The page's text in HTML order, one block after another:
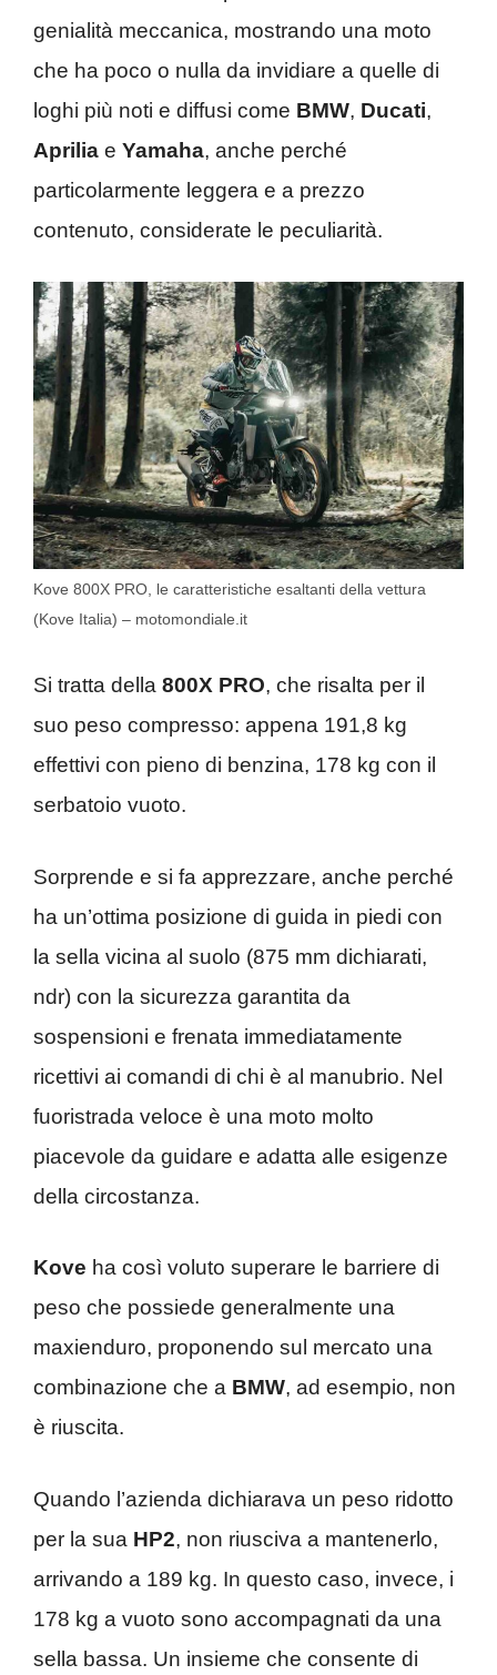
genialità meccanica, mostrando una moto
che ha poco o nulla da invidiare a quelle di
loghi più noti e diffusi come BMW, Ducati,
Aprilia e Yamaha, anche perché
particolarmente leggera e a prezzo
contenuto, considerate le peculiarità.
Kove 800X PRO, le caratteristiche esaltanti della vettura
(Kove Italia) – motomondiale.it
Si tratta della 800X PRO, che risalta per il
suo peso compresso: appena 191,8 kg
effettivi con pieno di benzina, 178 kg con il
serbatoio vuoto.
Sorprende e si fa apprezzare, anche perché
ha un’ottima posizione di guida in piedi con
la sella vicina al suolo (875 mm dichiarati,
ndr) con la sicurezza garantita da
sospensioni e frenata immediatamente
ricettivi ai comandi di chi è al manubrio. Nel
fuoristrada veloce è una moto molto
piacevole da guidare e adatta alle esigenze
della circostanza.
Kove ha così voluto superare le barriere di
peso che possiede generalmente una
maxienduro, proponendo sul mercato una
combinazione che a BMW, ad esempio, non
è riuscita.
Quando l’azienda dichiarava un peso ridotto
per la sua HP2, non riusciva a mantenerlo,
arrivando a 189 kg. In questo caso, invece, i
178 kg a vuoto sono accompagnati da una
sella bassa. Un insieme che consente di